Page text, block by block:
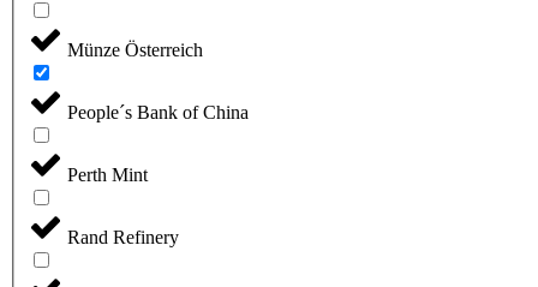
Münze Österreich
People´s Bank of China
Perth Mint
Rand Refinery